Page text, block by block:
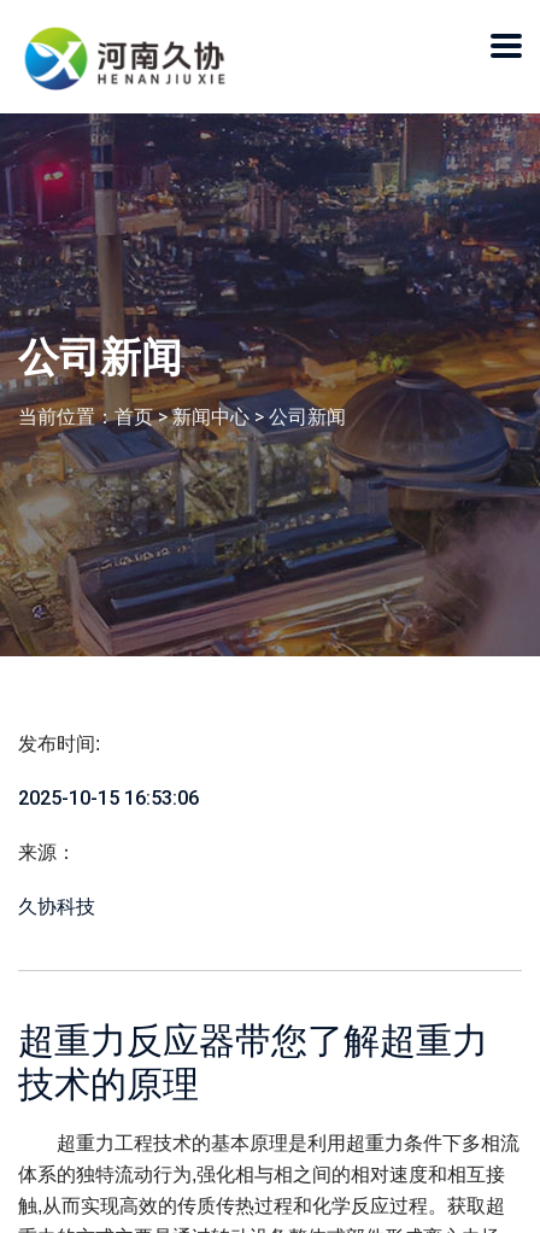
公司新闻
当前位置：首页>新闻中心 >公司新闻
发布时间:
2025-10-15 16:53:06
来源：
久协科技
超重力反应器带您了解超重力
技术的原理
超重力工程技术的基本原理是利用超重力条件下多相流
体系的独特流动行为,强化相与相之间的相对速度和相互接
触,从而实现高效的传质传热过程和化学反应过程。获取超